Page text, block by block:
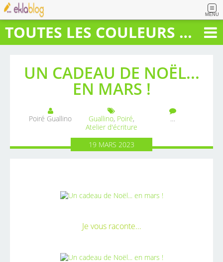
MENU
TOUTES LES COULEURS DU BONHEUR
UN CADEAU DE NOËL...
EN MARS !
Poiré Guallino Guallino, Poiré,
Atelier d'écriture
…
19 MARS 2023
Je vous raconte...